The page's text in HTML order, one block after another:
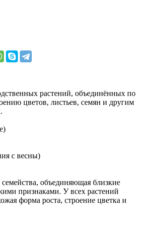
растений, объединённых по
цветов, листьев, семян и другим
с весны)
объединяющая близкие
признаками. У всех растений
форма роста, строение цветка и